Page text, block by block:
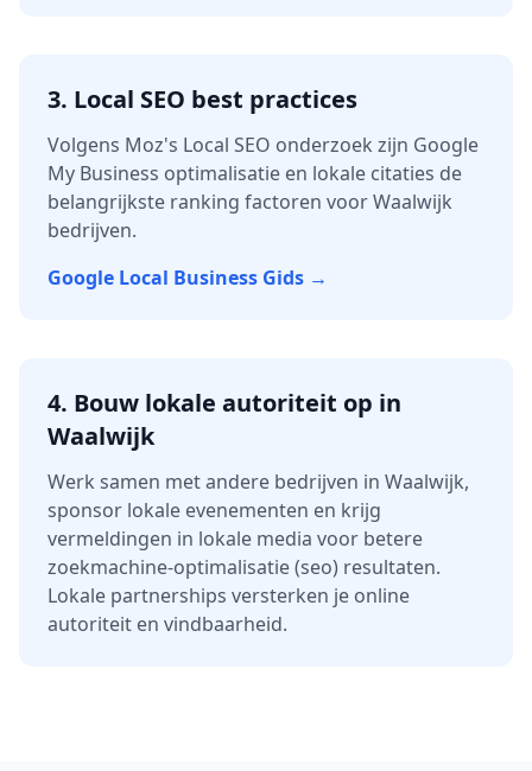
3. Local SEO best practices
Volgens Moz's Local SEO onderzoek zijn Google
My Business optimalisatie en lokale citaties de
belangrijkste ranking factoren voorWaalwijk
bedrijven.
Google Local Business Gids →
4. Bouw lokale autoriteit op in
Waalwijk
Werk samen met andere bedrijven in Waalwijk,
sponsor lokale evenementen en krijg
vermeldingen in lokale media voor betere
zoekmachine-optimalisatie (seo) resultaten.
Lokale partnerships versterken je online
autoriteit en vindbaarheid.